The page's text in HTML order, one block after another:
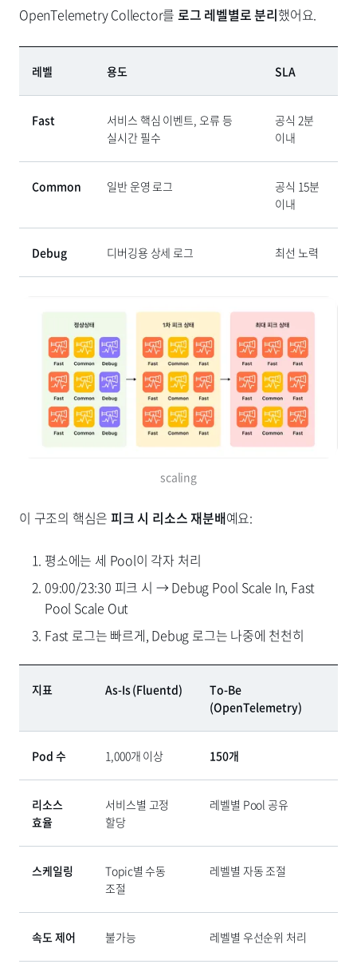
OpenTelemetry Collector를 로그 레벨별로 분리했어요.
레벨 용도 SLA
Fast
서비스 핵심 이벤트, 오류 등
실시간 필수
공식 2분
이내
Common 일반 운영 로그
공식 15분
이내
Debug 디버깅용 상세 로그 최선 노력
scaling
이 구조의 핵심은 피크 시 리소스 재분배예요:
평소에는 세 Pool이 각자 처리
09:00/23:30 피크 시 → Debug Pool Scale In, Fast
Pool Scale Out
Fast 로그는 빠르게, Debug 로그는 나중에 천천히
지표 As-Is (Fluentd)
To-Be
(OpenTelemetry)
Pod 수 1,000개 이상 150개
리소스
효율
서비스별 고정
할당
레벨별 Pool 공유
스케일링
Topic별 수동
조절
레벨별 자동 조절
속도 제어 불가능 레벨별 우선순위 처리